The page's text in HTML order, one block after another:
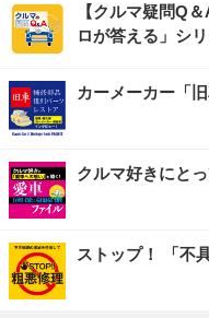
【クルマ疑問Q
ロが答える」シリ
カーメーカー「
クルマ好きにと
ストップ！ 「不